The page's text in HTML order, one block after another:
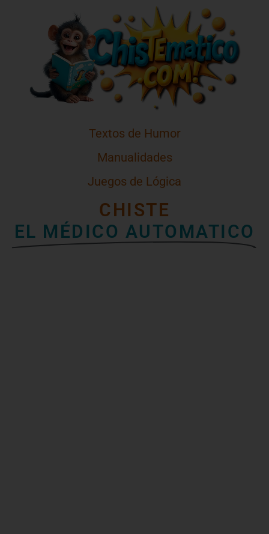
Textos de Humor
Manualidades
Juegos de Lógica
CHISTE
EL MÉDICO AUTOMATICO